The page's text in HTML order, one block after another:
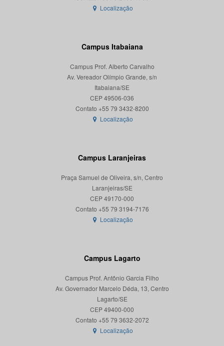
Localização
Campus Itabaiana
Campus Prof. Alberto Carvalho
Av. Vereador Olímpio Grande, s/n
Itabaiana/SE
CEP 49506-036
Localização
Campus Laranjeiras
Praça Samuel de Oliveira, s/n, Centro
Laranjeiras/SE
CEP 49170-000
Localização
Campus Lagarto
Campus Prof. Antônio Garcia Filho
Av. Governador Marcelo Déda, 13, Centro
Lagarto/SE
CEP 49400-000
Localização